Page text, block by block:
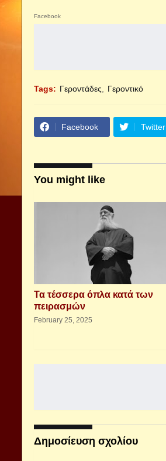
Facebook
Tags: Γεροντάδες Γεροντικό
Facebook Twitter
You might like
Τα τέσσερα όπλα κατά των
πειρασμών
February 25, 2025
Δημοσίευση σχολίου